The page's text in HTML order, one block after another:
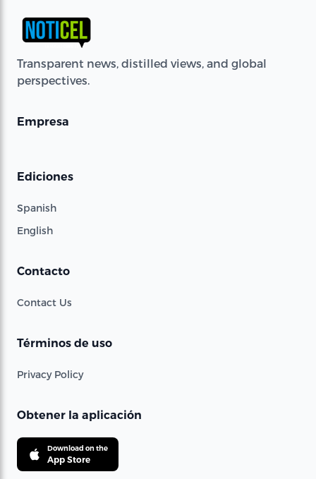
Transparent news, distilled views, and global
perspectives.
Empresa
Ediciones
Spanish
English
Contacto
Contact Us
Términos de uso
Privacy Policy
Obtener la aplicación
Download on the
App Store